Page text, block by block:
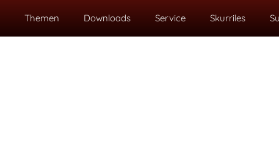
Themen Downloads Service Skurriles